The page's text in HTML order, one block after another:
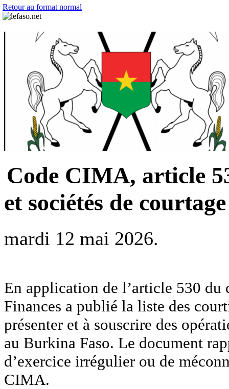
Retour au format normal
Code CIMA, article
et sociétés de
mardi 12 mai 2026.
En application de l’article 530 du
Finances a publié la liste des
présenter et à souscrire des
au Burkina Faso. Le document
d’exercice irrégulier ou de
CIMA.